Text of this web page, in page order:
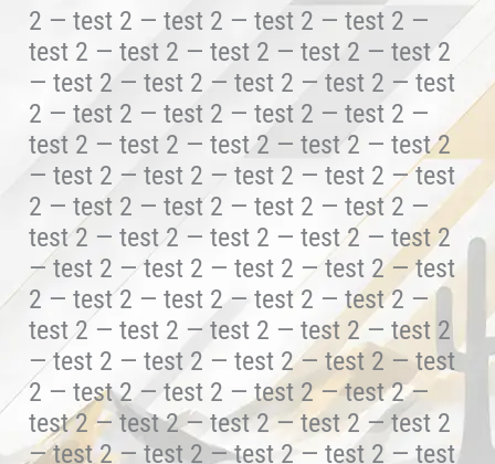
2 — test 2 — test 2 — test 2 — test 2 —
test 2 — test 2 — test 2 — test 2 — test 2
— test 2 — test 2 — test 2 — test 2 — test
2 — test 2 — test 2 — test 2 — test 2 —
test 2 — test 2 — test 2 — test 2 — test 2
— test 2 — test 2 — test 2 — test 2 — test
2 — test 2 — test 2 — test 2 — test 2 —
test 2 — test 2 — test 2 — test 2 — test 2
— test 2 — test 2 — test 2 — test 2 — test
2 — test 2 — test 2 — test 2 — test 2 —
test 2 — test 2 — test 2 — test 2 — test 2
— test 2 — test 2 — test 2 — test 2 — test
2 — test 2 — test 2 — test 2 — test 2 —
test 2 — test 2 — test 2 — test 2 — test 2
— test 2 — test 2 — test 2 — test 2 — test